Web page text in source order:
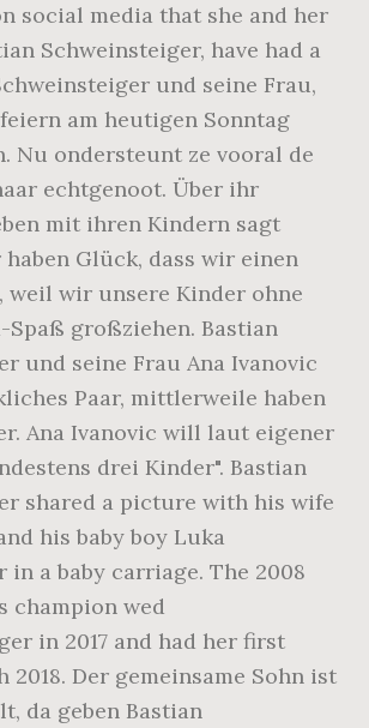
social media that she and her
Schweinsteiger, have had a
und seine Frau,
am heutigen Sonntag
Nu ondersteunt ze vooral de
echtgenoot. Über ihr
mit ihren Kindern sagt
Glück, dass wir einen
weil wir unsere Kinder ohne
Spaß großziehen. Bastian
und seine Frau Ana Ivanovic
Paar, mittlerweile haben
Ana Ivanovic will laut eigener
drei Kinder". Bastian
shared a picture with his wife
his baby boy Luka
in a baby carriage. The 2008
champion wed
in 2017 and had her first
2018. Der gemeinsame Sohn ist
da geben Bastian